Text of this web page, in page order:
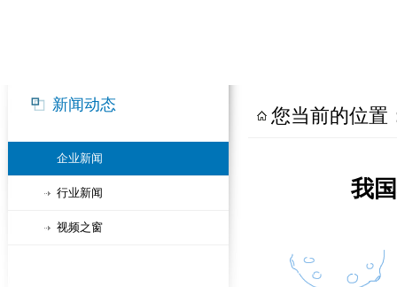
新闻动态
企业新闻
行业新闻
视频之窗
您当前的位置
我